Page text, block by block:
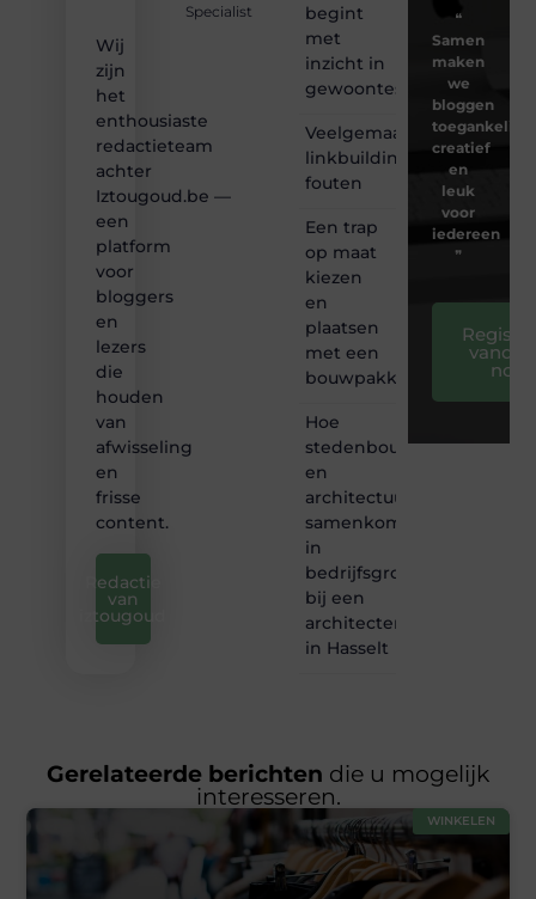
Specialist
Wij
zijn
het
enthousiaste
redactieteam
achter
Iztougoud.be —
een
platform
voor
bloggers
en
lezers
die
houden
van
afwisseling
en
frisse
content.
Redactie
van
iztougoud
begint
met
inzicht in
gewoontes
Veelgemaakte
linkbuilding
fouten
Een trap
op maat
kiezen
en
plaatsen
met een
bouwpakket
Hoe
stedenbouw
en
architectuur
samenkomen
in
bedrijfsgroei
bij een
architectenbureau
in Hasselt
❝
Samen
maken
we
bloggen
toegankelijk,
creatief
en
leuk
voor
iedereen
❞
nog
Gerelateerde berichten die u mogelijk
interesseren.
WINKELEN